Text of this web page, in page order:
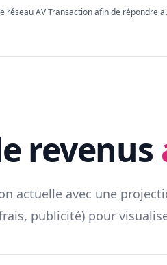
AV Transaction afin de répondre
revenus
actuelle avec une
publicité) pour